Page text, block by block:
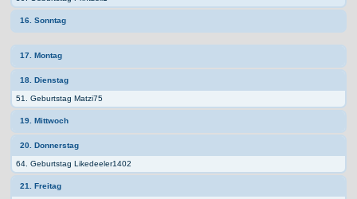
16. Sonntag
17. Montag
18. Dienstag
51. Geburtstag Matzi75
19. Mittwoch
20. Donnerstag
64. Geburtstag Likedeeler1402
21. Freitag